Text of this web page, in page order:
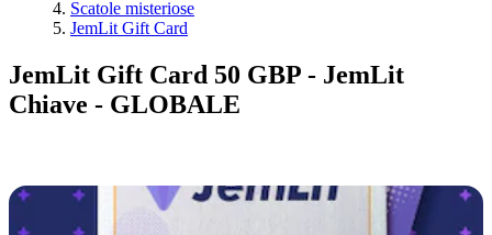
Scatole misteriose
JemLit Gift Card
JemLit Gift Card 50 GBP - JemLit
Chiave - GLOBALE